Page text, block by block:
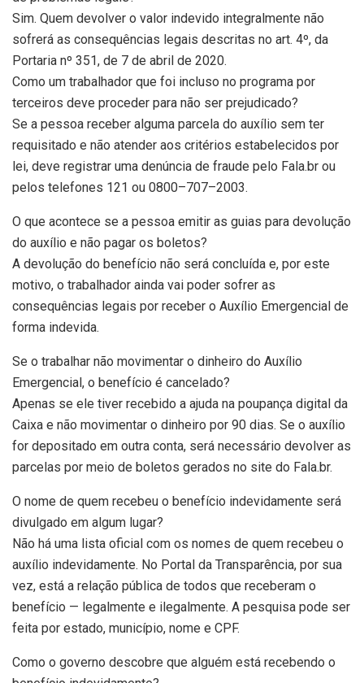
Sim. Quem devolver o valor indevido integralmente não
sofrerá as consequências legais descritas no art. 4º, da
Portaria nº 351, de 7 de abril de 2020.
Como um trabalhador que foi incluso no programa por
terceiros deve proceder para não ser prejudicado?
Se a pessoa receber alguma parcela do auxílio sem ter
requisitado e não atender aos critérios estabelecidos por
lei, deve registrar uma denúncia de fraude pelo Fala.br ou
pelos telefones 121 ou 0800–707–2003.
O que acontece se a pessoa emitir as guias para devolução
do auxílio e não pagar os boletos?
A devolução do benefício não será concluída e, por este
motivo, o trabalhador ainda vai poder sofrer as
consequências legais por receber o Auxílio Emergencial de
forma indevida.
Se o trabalhar não movimentar o dinheiro do Auxílio
Emergencial, o benefício é cancelado?
Apenas se ele tiver recebido a ajuda na poupança digital da
Caixa e não movimentar o dinheiro por 90 dias. Se o auxílio
for depositado em outra conta, será necessário devolver as
parcelas por meio de boletos gerados no site do Fala.br.
O nome de quem recebeu o benefício indevidamente será
divulgado em algum lugar?
Não há uma lista oficial com os nomes de quem recebeu o
auxílio indevidamente. No Portal da Transparência, por sua
vez, está a relação pública de todos que receberam o
benefício — legalmente e ilegalmente. A pesquisa pode ser
feita por estado, município, nome e CPF.
Como o governo descobre que alguém está recebendo o